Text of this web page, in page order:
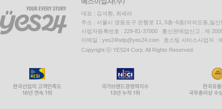
대표 : 김석환, 최세라
주소 : 서울시 영등포구 은행로 11, 5층~6층(여의도동,일신
사업자등록번호 : 229-81-37000 통신판매업신고 : 제
이메일 : yes24help@yes24.com 호스팅 서비스사업자 :
Copyright ⓒ YES24 Corp. All Rights Reserved.